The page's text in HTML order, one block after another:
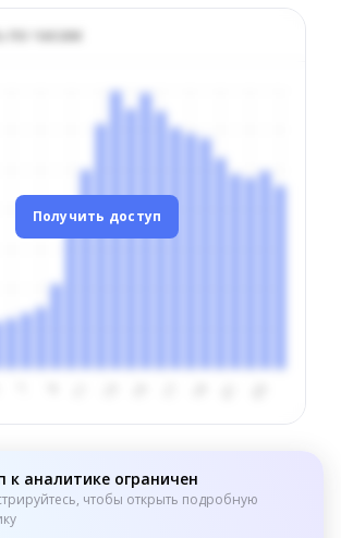
по часам
Получить доступ
к аналитике ограничен
чтобы открыть подробную